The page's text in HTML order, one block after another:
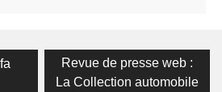
Next
post:
Revue de presse web :
La Collection automobile